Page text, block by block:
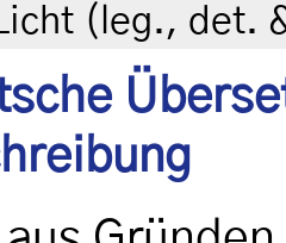
(leg., det.